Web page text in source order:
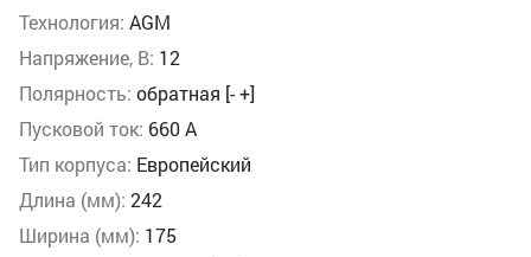
Технология: AGM
Напряжение, В: 12
Полярность: обратная [- +]
Пусковой ток: 660 А
Тип корпуса: Европейский
Длина (мм): 242
Ширина (мм): 175